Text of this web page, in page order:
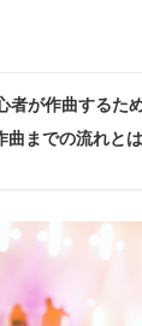
者が作曲するた
曲までの流れと